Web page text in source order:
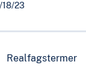
18/23
Realfagstermer